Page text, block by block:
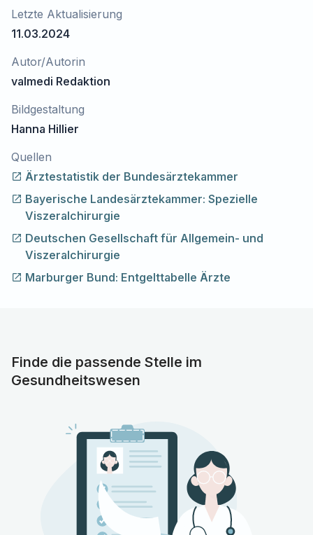
Letzte Aktualisierung
11.03.2024
Autor/Autorin
valmedi Redaktion
Bildgestaltung
Hanna Hillier
Quellen
Ärztestatistik der Bundesärztekammer
Bayerische Landesärztekammer: Spezielle
Viszeralchirurgie
Deutschen Gesellschaft für Allgemein- und
Viszeralchirurgie
Marburger Bund: Entgelttabelle Ärzte
Finde die passende Stelle im
Gesundheitswesen